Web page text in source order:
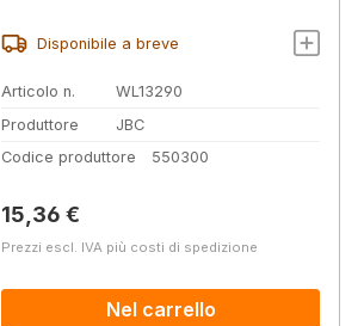
Disponibile a breve
Articolo n.
WL13290
Produttore
JBC
Codice produttore
550300
Prezzo normale:
15,36 €
Prezzi escl. IVA più costi di spedizione
Nel carrello